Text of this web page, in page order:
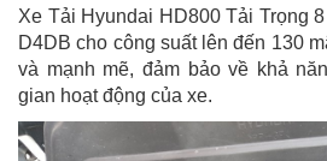
Xe Tải Hyundai HD800 Tải Trọng
D4DB cho công suất lên đến 130
và mạnh mẽ, đảm bảo về khả
gian hoạt động của xe.